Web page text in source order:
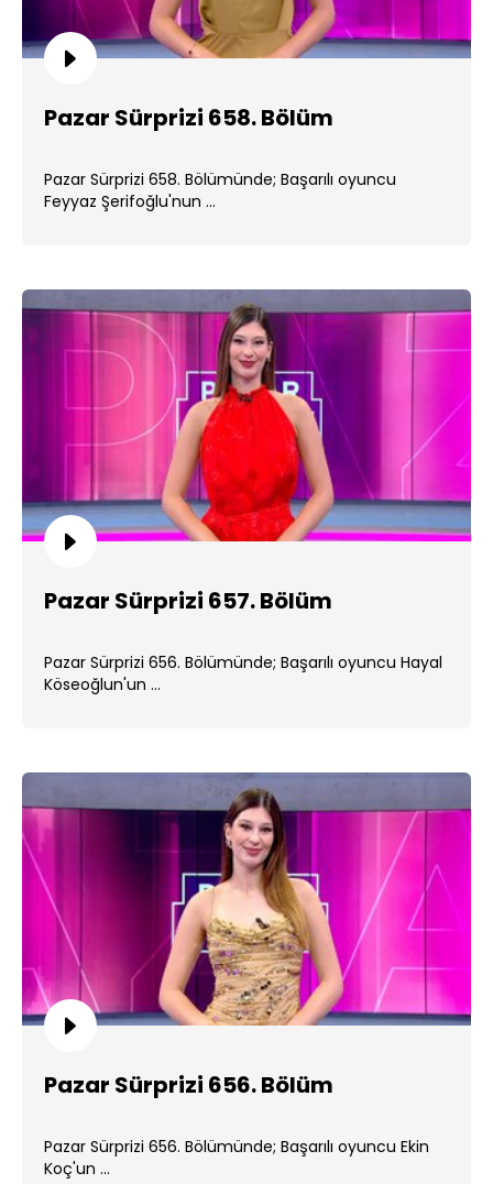
Pazar Sürprizi 658. Bölüm
Pazar Sürprizi 658. Bölümünde; Başarılı oyuncu
Feyyaz Şerifoğlu'nun ...
Pazar Sürprizi 657. Bölüm
Pazar Sürprizi 656. Bölümünde; Başarılı oyuncu Hayal
Köseoğlun'un ...
Pazar Sürprizi 656. Bölüm
Pazar Sürprizi 656. Bölümünde; Başarılı oyuncu Ekin
Koç'un ...